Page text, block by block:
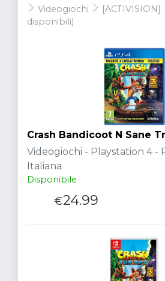
Videogiochi [ACTIVISION]
disponibili)
Crash Bandicoot N Sane
Videogiochi - Playstation 4 -
Italiana
Disponibile
€24.99